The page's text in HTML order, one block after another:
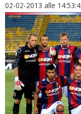
02-02-2013 alle